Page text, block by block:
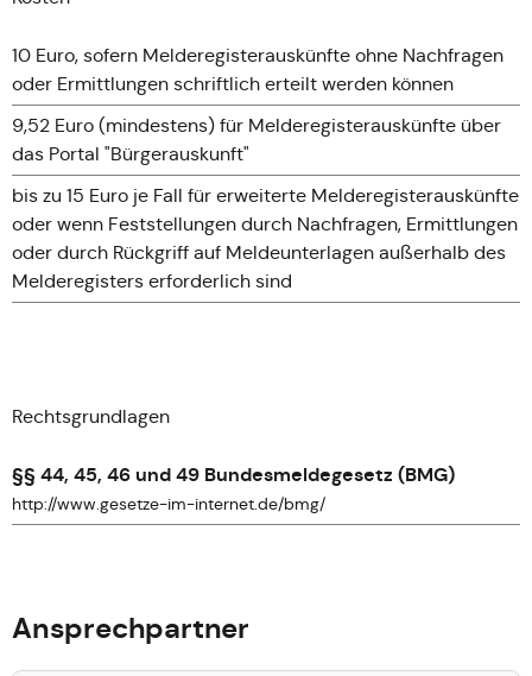
10 Euro, sofern Melderegisterauskünfte ohne Nachfragen
oder Ermittlungen schriftlich erteilt werden können
9,52 Euro (mindestens) für Melderegisterauskünfte über
das Portal "Bürgerauskunft"
bis zu 15 Euro je Fall für erweiterte Melderegisterauskünfte
oder wenn Feststellungen durch Nachfragen, Ermittlungen
oder durch Rückgriff auf Meldeunterlagen außerhalb des
Melderegisters erforderlich sind
Rechtsgrundlagen
§§ 44, 45, 46 und 49 Bundesmeldegesetz (BMG)
http://www.gesetze-im-internet.de/bmg/
Ansprechpartner